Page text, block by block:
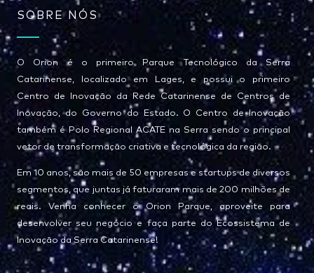
SOBRE NÓS
O Orion é o primeiro Parque Tecnológico da Serra
Catarinense, localizado em Lages, e possui o primeiro
Centro de Inovação da Rede Catarinense de Centros de
Inovação, do Governo do Estado. O Centro de Inovação
também é Polo Regional ACATE na Serra sendo o principal
vetor de transformação criativa e tecnológica da região.
Em 10 anos, são mais de 50 empresas e startups de diversos
segmentos, que juntas já faturaram mais de 200 milhões de
reais. Venha conhecer o Orion Parque, aproveite para
desenvolver seu negócio e faça parte do Ecossistema de
Inovação da Serra Catarinense!